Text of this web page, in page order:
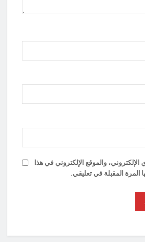
والموقع الإلكتروني في هذا
المرة المقبلة في تعليقي.